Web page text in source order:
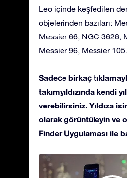
Leo içinde keşfedilen
objelerinden bazıları:
Messier 66, NGC 3628,
Messier 96, Messier 105.
Sadece birkaç
takımyıldızında kendi
verebilirsiniz. Yıldıza
olarak görüntüleyin ve
Finder Uygulaması ile